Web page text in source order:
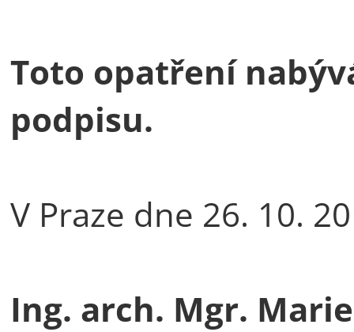
Toto opatření
podpisu.
V Praze dne 26. 10.
Ing. arch. Mgr.